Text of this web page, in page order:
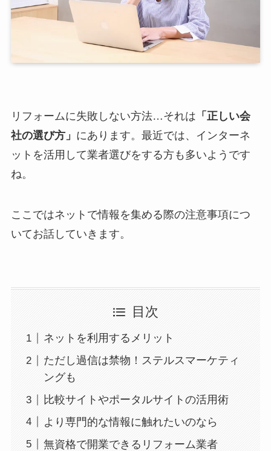
リフォームに失敗しない方法…それは 「正しい会
社の選び方」 にあります。最近では、インターネ
ットを活用して業者選びをする方も多いようです
ね。
ここではネットで情報を集める際の注意事項につ
いてお話していきます。
目次
ネットを利用するメリット
ただし過信は禁物！ステルスマーケティ
ングも
比較サイトやポータルサイトの活用術
より専門的な情報に触れたいのなら
無資格で開業できるリフォーム業者